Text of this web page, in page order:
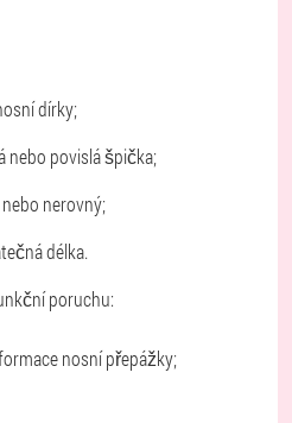
dírky;
nebo povislá špička;
nerovný;
délka.
poruchu:
nosní přepážky;